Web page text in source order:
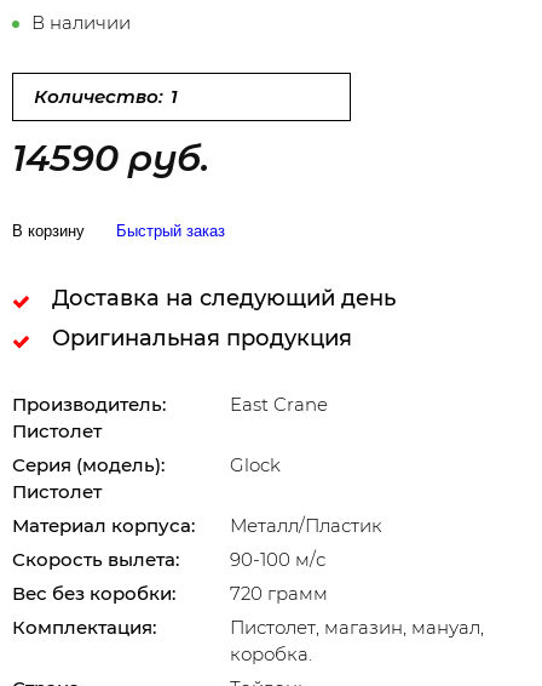
В наличии
Количество:
14590 руб.
В корзину Быстрый заказ
Доставка на следующий день
Оригинальная продукция
Производитель:
Пистолет
East Crane
Серия (модель):
Пистолет
Glock
Материал корпуса:
Металл/Пластик
Скорость вылета:
90-100 м/с
Вес без коробки:
720 грамм
Комплектация:
Пистолет, магазин, мануал,
коробка.